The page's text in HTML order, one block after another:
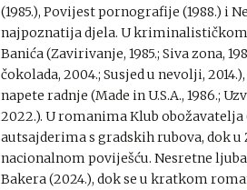
(1985.), Povijest pornografije (1988.) i
najpoznatija djela. U
Banića (Zavirivanje, 1985.; Siva zona,
čokolada, 2004.; Susjed u nevolji,
napete radnje (Made in U.S.A., 1986.;
2022.). U romanima Klub
autsajderima s gradskih rubova, dok u
nacionalnom poviješću. Nesretne
Bakera (2024.), dok se u kratkom